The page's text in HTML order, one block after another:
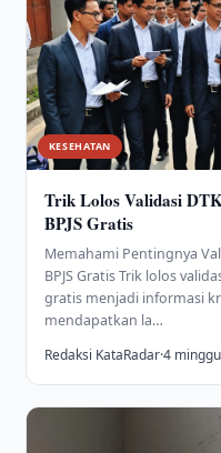
KESEHATAN
Trik Lolos Validasi
BPJS Gratis
Memahami Pentingnya
BPJS Gratis Trik lolos
gratis menjadi informasi
mendapatkan la…
Redaksi KataRadar·4